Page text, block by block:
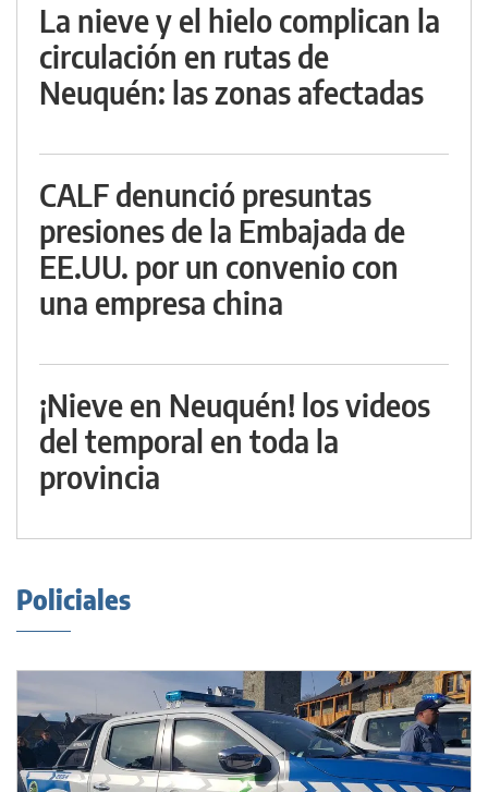
La nieve y el hielo complican la
circulación en rutas de
Neuquén: las zonas afectadas
CALF denunció presuntas
presiones de la Embajada de
EE.UU. por un convenio con
una empresa china
¡Nieve en Neuquén! los videos
del temporal en toda la
provincia
Policiales